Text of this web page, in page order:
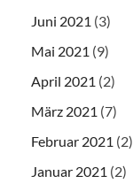
Juni 2021 (3)
Mai 2021 (9)
April 2021 (2)
März 2021 (7)
Februar 2021 (2)
Januar 2021 (2)